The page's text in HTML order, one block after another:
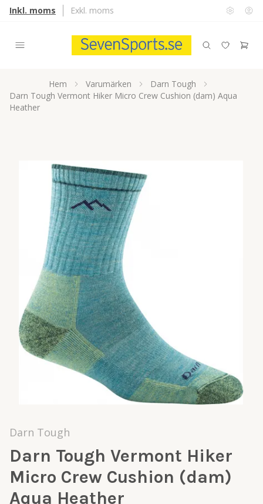
Inkl. moms Exkl. moms
Hem Varumärken
Darn Tough
Darn Tough Vermont Hiker Micro Crew Cushion (dam) Aqua
Heather
Darn Tough
Darn Tough Vermont Hiker
Micro Crew Cushion (dam)
Aqua Heather